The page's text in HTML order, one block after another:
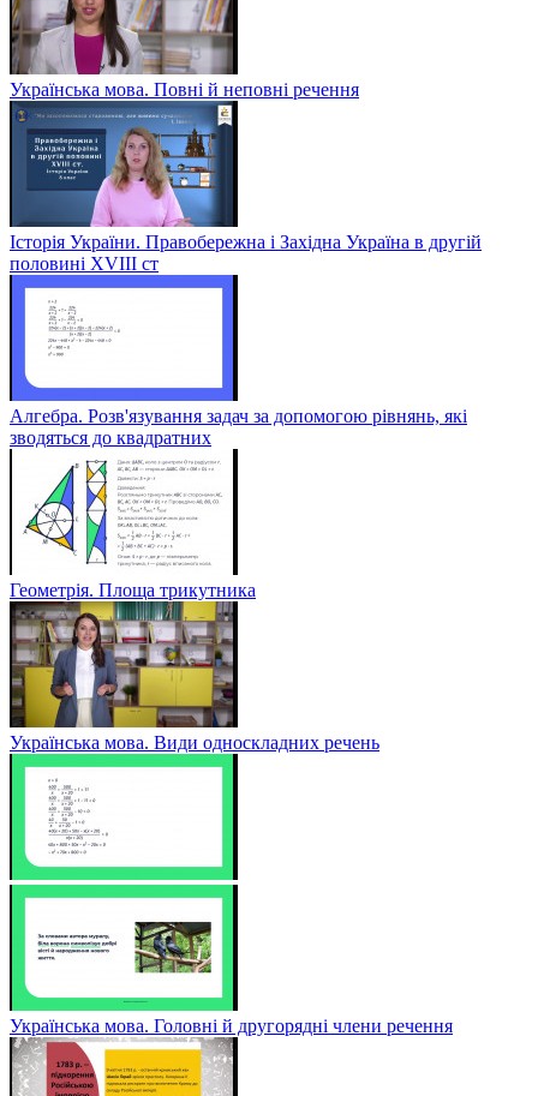
Українська мова. Повні й неповні речення
Історія України. Правобережна і Західна Україна в другій
половині XVIII ст
Алгебра. Розв'язування задач за допомогою рівнянь, які
зводяться до квадратних
Геометрія. Площа трикутника
Українська мова. Види односкладних речень
Українська мова. Головні й другорядні члени речення